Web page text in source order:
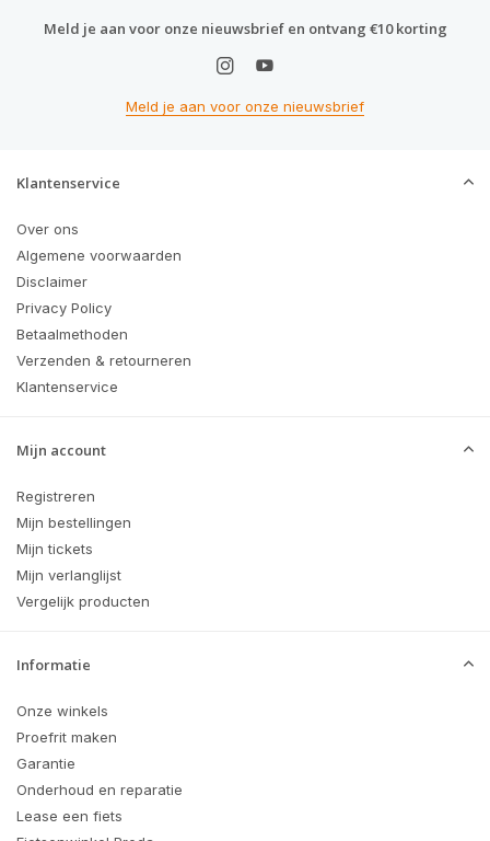
Meld je aan voor onze nieuwsbrief en ontvang €10 korting
Meld je aan voor onze nieuwsbrief
Klantenservice
Over ons
Algemene voorwaarden
Disclaimer
Privacy Policy
Betaalmethoden
Verzenden & retourneren
Klantenservice
Mijn account
Registreren
Mijn bestellingen
Mijn tickets
Mijn verlanglijst
Vergelijk producten
Informatie
Onze winkels
Proefrit maken
Garantie
Onderhoud en reparatie
Lease een fiets